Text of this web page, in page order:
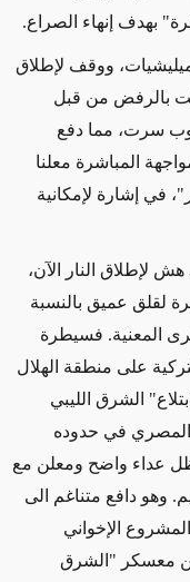
بهدف إنهاء الصراع.
ووقف لإطلاق
بالرفض من قبل
سرت، مما دفع
المباشرة معلنا
إشارة لإمكانية
لإطلاق النار الآن،
لقلق عميق بالنسبة
المعنية. فسيطرة
على منطقة الهلال
الشرق الليبي
المصري في حدوده
كيلومتر، في ظل عداء واضح ومعلن مع
وهو دافع متناغم الى
الإخواني
معسكر "الشرق